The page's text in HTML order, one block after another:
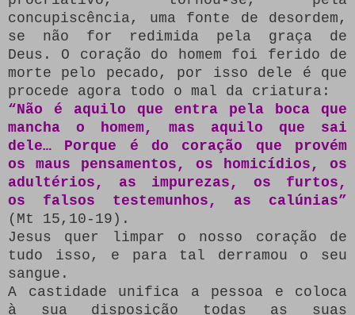
concupiscência, uma fonte de desordem,
se não for redimida pela graça de
Deus. O coração do homem foi ferido de
morte pelo pecado, por isso dele é que
procede agora todo o mal da criatura:
“Não é aquilo que entra pela boca que
mancha o homem, mas aquilo que sai
dele… Porque é do coração que provém
os maus pensamentos, os homicídios, os
adultérios, as impurezas, os furtos,
os falsos testemunhos, as calúnias”
(Mt 15,10-19).
Jesus quer limpar o nosso coração de
tudo isso, e para tal derramou o seu
sangue.
A castidade unifica a pessoa e coloca
à sua disposição todas as suas